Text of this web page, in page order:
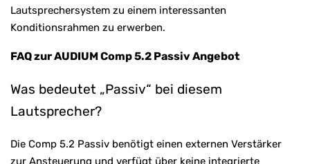
Lautsprechersystem zu einem interessanten
Konditionsrahmen zu erwerben.
FAQ zur AUDIUM Comp 5.2 Passiv Angebot
Was bedeutet „Passiv“ bei diesem
Lautsprecher?
Die Comp 5.2 Passiv benötigt einen externen Verstärker
zur Ansteuerung und verfügt über keine integrierte